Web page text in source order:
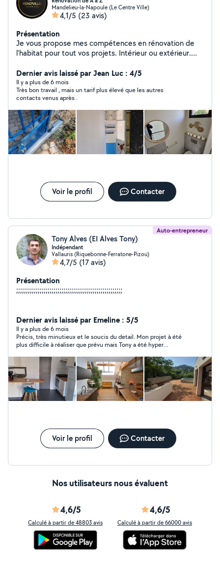
Mandelieu-la-Napoule (Le Centre Ville)
4,1/5 (23 avis)
Présentation
Je vous propose mes compétences en rénovation de
l'habitat pour tout vos projets. Intérieur ou extérieur.
Dernier avis laissé par Jean Luc : 4/5
Il y a plus de 6 mois
Très bon travail , mais un tarif plus élevé que les autres
contacts venus après .
Voir le profil Contacter
Auto-entrepreneur
Tony Alves (EI Alves Tony)
Indépendant
Vallauris (Riquebonne-Ferratone-Pizou)
4,7/5 (17 avis)
Présentation
;;;;;;;;;;;;;;;;;;;;;;;;;;;;;;;;;;;;;;;;;;;;;;;;;;;;;;
Dernier avis laissé par Emeline : 5/5
Il y a plus de 6 mois
Précis, très minutieux et le soucis du detail. Mon projet à été
plus difficile à réaliser que prévu mais Tony a été hyper
Voir le profil Contacter
Nos utilisateurs nous évaluent
4,6/5
Calculé à partir de 48803 avis
4,6/5
Calculé à partir de 66000 avis